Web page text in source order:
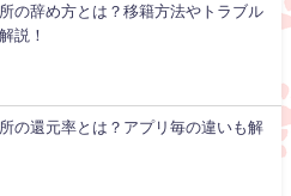
の辞め方とは？移籍方法やトラブル
説！
の還元率とは？アプリ毎の違いも解